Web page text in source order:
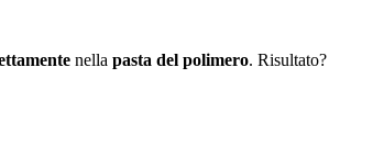
nella pasta del polimero. Risultato?